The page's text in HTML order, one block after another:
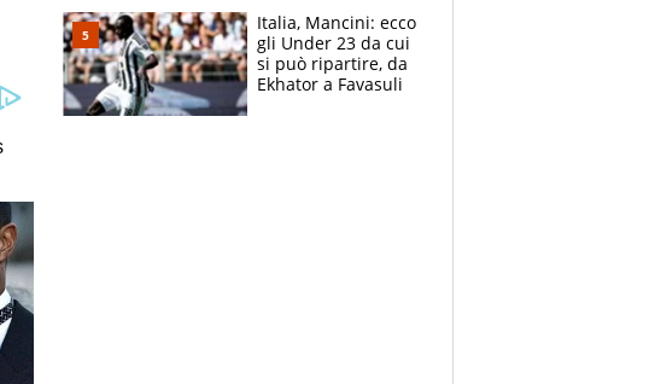
Italia, Mancini: ecco
gli Under 23 da cui
si può ripartire, da
Ekhator a Favasuli